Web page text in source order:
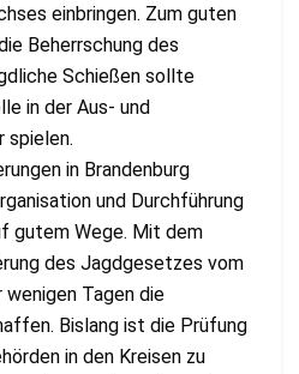
einbringen. Zum guten
Beherrschung des
Schießen sollte
in der Aus- und
spielen.
in Brandenburg
und Durchführung
gutem Wege. Mit dem
des Jagdgesetzes vom
wenigen Tagen die
Bislang ist die Prüfung
in den Kreisen zu